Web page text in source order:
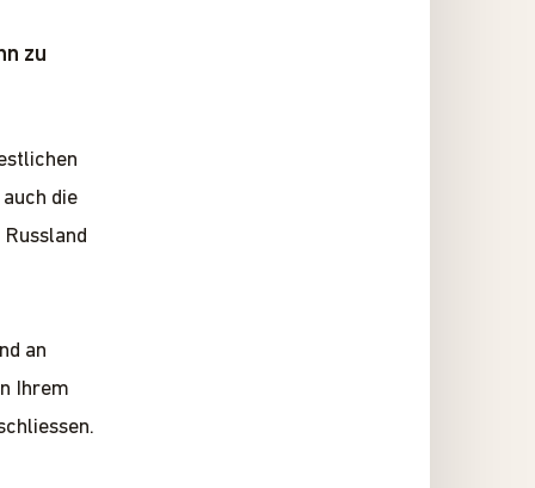
zu
die
an
Ihrem